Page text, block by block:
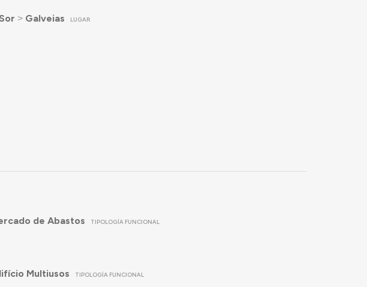
˃ Galveias LUGAR
de Abastos TIPOLOGÍA FUNCIONAL
Multiusos TIPOLOGÍA FUNCIONAL